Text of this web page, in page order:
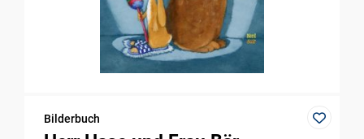
Bilderbuch